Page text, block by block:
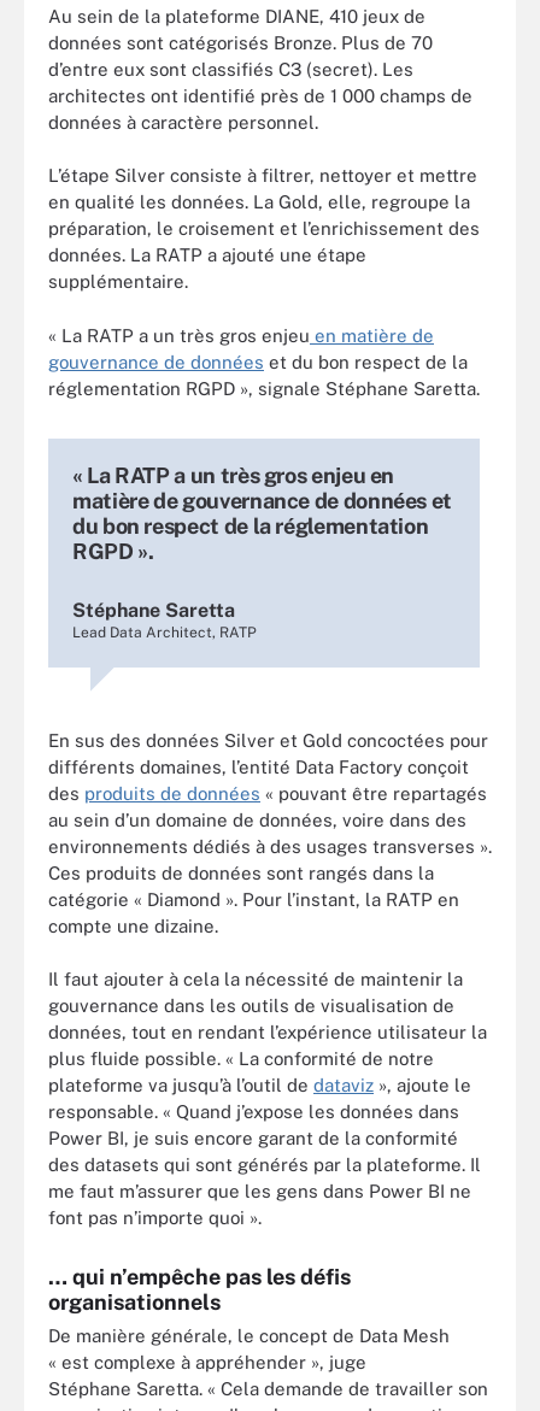
Au sein de la plateforme DIANE, 410 jeux de
données sont catégorisés Bronze. Plus de 70
d’entre eux sont classifiés C3 (secret). Les
architectes ont identifié près de 1 000 champs de
données à caractère personnel.
L’étape Silver consiste à filtrer, nettoyer et mettre
en qualité les données. La Gold, elle, regroupe la
préparation, le croisement et l’enrichissement des
données. La RATP a ajouté une étape
supplémentaire.
« La RATP a un très gros enjeu en matière de
gouvernance de données et du bon respect de la
réglementation RGPD », signale Stéphane Saretta.
« La RATP a un très gros enjeu en
matière de gouvernance de données et
du bon respect de la réglementation
RGPD ».
Stéphane Saretta
Lead Data Architect, RATP
En sus des données Silver et Gold concoctées pour
différents domaines, l’entité Data Factory conçoit
des produits de données « pouvant être repartagés
au sein d’un domaine de données, voire dans des
environnements dédiés à des usages transverses ».
Ces produits de données sont rangés dans la
catégorie « Diamond ». Pour l’instant, la RATP en
compte une dizaine.
Il faut ajouter à cela la nécessité de maintenir la
gouvernance dans les outils de visualisation de
données, tout en rendant l’expérience utilisateur la
plus fluide possible. « La conformité de notre
plateforme va jusqu’à l’outil de dataviz », ajoute le
responsable. « Quand j’expose les données dans
Power BI, je suis encore garant de la conformité
des datasets qui sont générés par la plateforme. Il
me faut m’assurer que les gens dans Power BI ne
font pas n’importe quoi ».
… qui n’empêche pas les défis
organisationnels
De manière générale, le concept de Data Mesh
« est complexe à appréhender », juge
Stéphane Saretta. « Cela demande de travailler son